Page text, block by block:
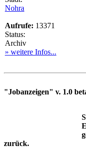
Nohra
Aufrufe: 13371
Status:
Archiv
» weitere Infos...
"Jobanzeigen" v. 1.0
zurück.